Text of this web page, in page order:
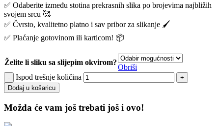
✅ Odaberite između stotina prekrasnih slika po brojevima najbližih
svojem srcu 🥰
✅ Čvrsto, kvalitetno platno i sav pribor za slikanje 🖌️
✅ Plaćanje gotovinom ili karticom! 📦
Želite li sliku sa slijepim okvirom?
Obriši
Ispod trešnje količina
Dodaj u košaricu
Možda će vam još trebati još i ovo!